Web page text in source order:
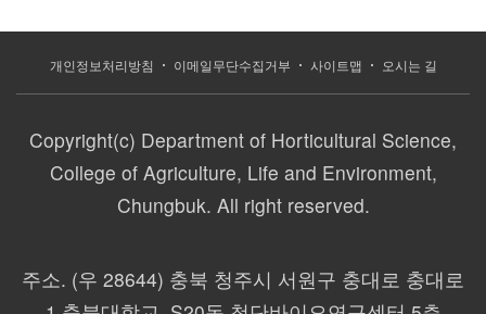
개인정보처리방침 이메일무단수집거부 사이트맵 오시는 길
Copyright(c) Department of Horticultural Science,
College of Agriculture, Life and Environment,
Chungbuk. All right reserved.
주소. (우 28644) 충북 청주시 서원구 충대로 충대로